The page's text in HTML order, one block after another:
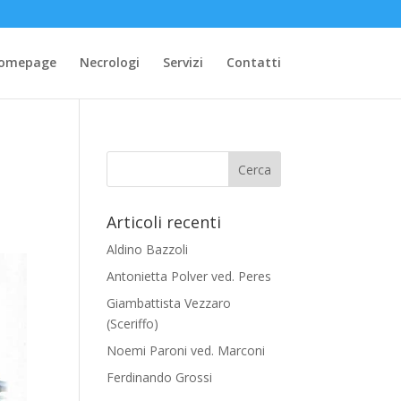
Necrologi Servizi Contatti
Articoli recenti
Aldino Bazzoli
Antonietta Polver ved. Peres
Giambattista Vezzaro
(Sceriffo)
Noemi Paroni ved. Marconi
Ferdinando Grossi